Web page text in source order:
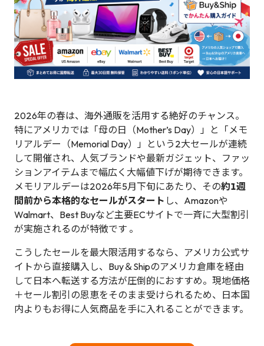
2026年の春は、海外通販を活用する絶好のチャンス。
特にアメリカでは「母の日（Mother’s Day）」と「メモ
リアルデー（Memorial Day）」という2大セールが連続
して開催され、人気ブランドや最新ガジェット、ファッ
ションアイテムまで幅広く大幅値下げが期待できます。
メモリアルデーは2026年5月下旬にあたり、その約1週
間前から本格的なセールがスタート し、Amazonや
Walmart、Best Buyなど主要ECサイトで一斉に大型割引
が実施されるのが特徴です 。
こうしたセールを最大限活用するなら、アメリカ公式サ
イトから直接購入し、Buy＆Shipのアメリカ倉庫を経由
して日本へ転送する方法が圧倒的におすすめ。現地価格
＋セール割引の恩恵をそのまま受けられるため、日本国
内よりもお得に人気商品を手に入れることができます。